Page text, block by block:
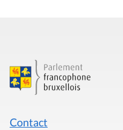
Contact